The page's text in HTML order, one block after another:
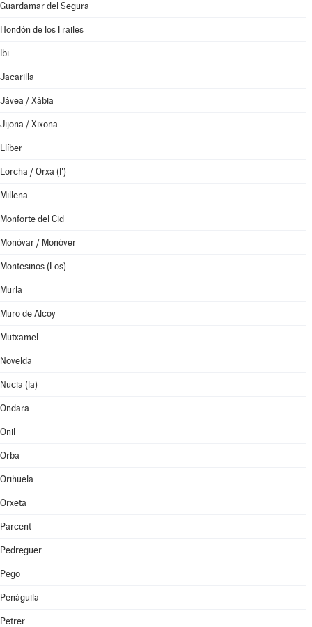
Guardamar del Segura
Hondón de los Frailes
Ibi
Jacarilla
Jávea / Xàbia
Jijona / Xixona
Llíber
Lorcha / Orxa (l')
Millena
Monforte del Cid
Monóvar / Monòver
Montesinos (Los)
Murla
Muro de Alcoy
Mutxamel
Novelda
Nucia (la)
Ondara
Onil
Orba
Orihuela
Orxeta
Parcent
Pedreguer
Pego
Penàguila
Petrer